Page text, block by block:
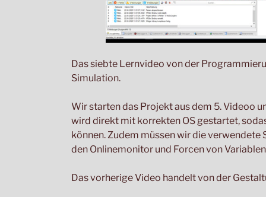
Das siebte Lernvideo von der
Simulation.
Wir starten das Projekt aus dem 5. Videoo
wird direkt mit korrekten OS gestartet,
können. Zudem müssen wir die
den Onlinemonitor und Forcen von
Das vorherige Video handelt von der